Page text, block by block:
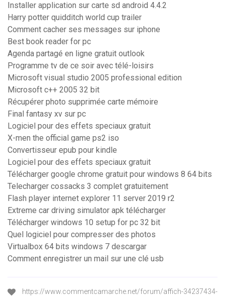
Installer application sur carte sd android 4.4.2
Harry potter quidditch world cup trailer
Comment cacher ses messages sur iphone
Best book reader for pc
Agenda partagé en ligne gratuit outlook
Programme tv de ce soir avec télé-loisirs
Microsoft visual studio 2005 professional edition
Microsoft c++ 2005 32 bit
Récupérer photo supprimée carte mémoire
Final fantasy xv sur pc
Logiciel pour des effets speciaux gratuit
X-men the official game ps2 iso
Convertisseur epub pour kindle
Logiciel pour des effets speciaux gratuit
Télécharger google chrome gratuit pour windows 8 64 bits
Telecharger cossacks 3 complet gratuitement
Flash player internet explorer 11 server 2019 r2
Extreme car driving simulator apk télécharger
Télécharger windows 10 setup for pc 32 bit
Quel logiciel pour compresser des photos
Virtualbox 64 bits windows 7 descargar
Comment enregistrer un mail sur une clé usb
https://www.commentcamarche.net/forum/affich-34237434-